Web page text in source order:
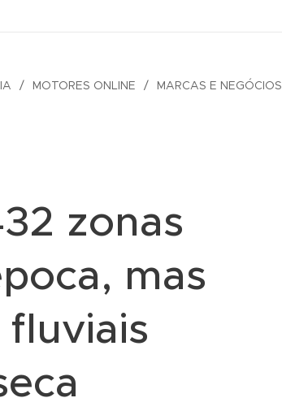
MOTORES ONLINE MARCAS E NEGÓCIOS
zonas
mas